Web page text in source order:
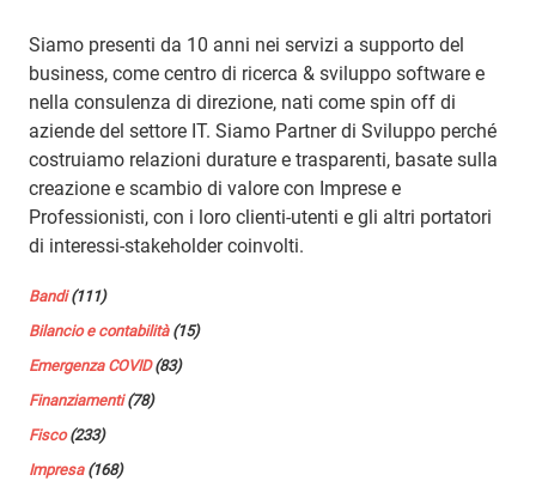
Siamo presenti da 10 anni nei servizi a supporto del
business, come centro di ricerca & sviluppo software e
nella consulenza di direzione, nati come spin off di
aziende del settore IT. Siamo Partner di Sviluppo perché
costruiamo relazioni durature e trasparenti, basate sulla
creazione e scambio di valore con Imprese e
Professionisti, con i loro clienti-utenti e gli altri portatori
di interessi-stakeholder coinvolti.
Bandi(111)
Bilancio e contabilità(15)
Emergenza COVID(83)
Finanziamenti(78)
Fisco(233)
Impresa(168)